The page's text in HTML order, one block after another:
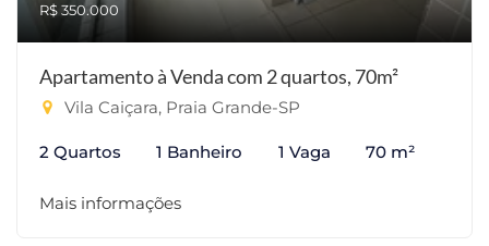
R$ 350.000
Apartamento à Venda com 2 quartos, 70m²
Vila Caiçara, Praia Grande-SP
2 Quartos 1 Banheiro 1 Vaga 70 m²
Mais informações